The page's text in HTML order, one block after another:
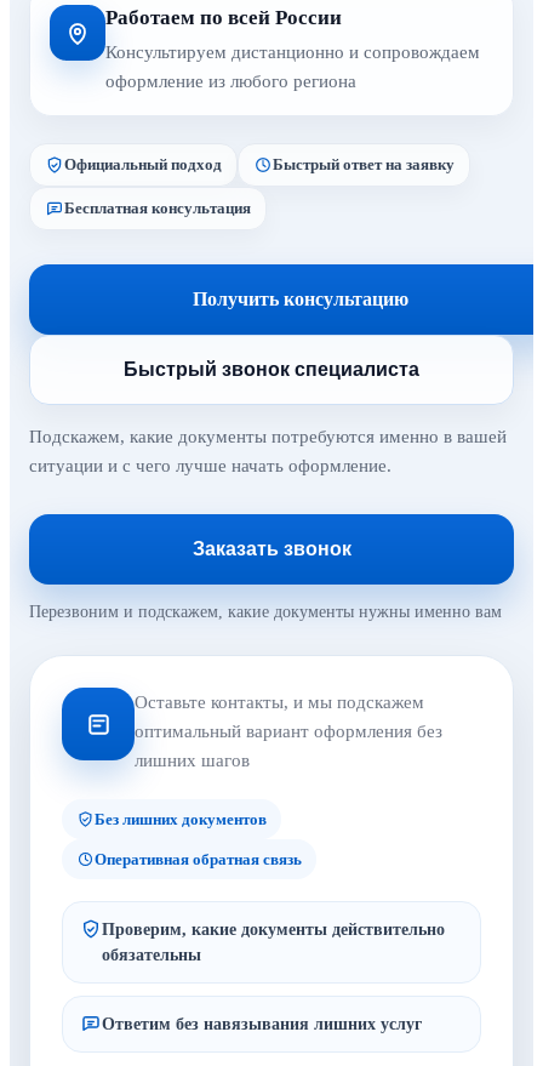
Работаем по всей России
Консультируем дистанционно и сопровождаем
оформление из любого региона
Официальный подход Быстрый ответ на заявку
Бесплатная консультация
Получить консультацию
Быстрый звонок специалиста
Подскажем, какие документы потребуются именно в вашей
ситуации и с чего лучше начать оформление.
Заказать звонок
Перезвоним и подскажем, какие документы нужны именно вам
Оставьте контакты, и мы подскажем
оптимальный вариант оформления без
лишних шагов
Без лишних документов
Оперативная обратная связь
Проверим, какие документы действительно
обязательны
Ответим без навязывания лишних услуг